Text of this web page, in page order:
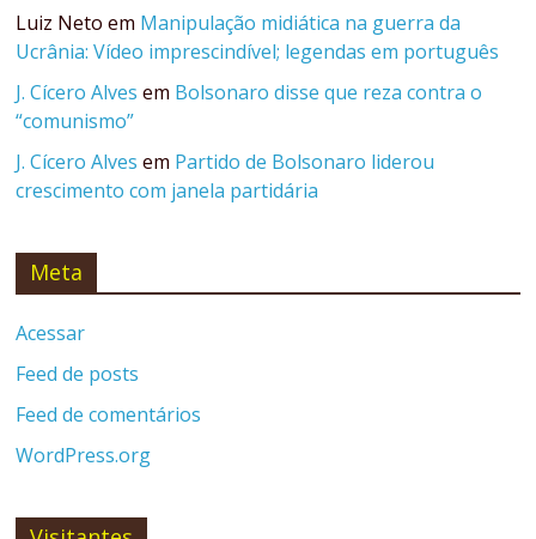
Luiz Neto em Manipulação midiática na guerra da
Ucrânia: Vídeo imprescindível; legendas em português
J. Cícero Alves em Bolsonaro disse que reza contra o
“comunismo”
J. Cícero Alves em Partido de Bolsonaro liderou
crescimento com janela partidária
Meta
Acessar
Feed de posts
Feed de comentários
WordPress.org